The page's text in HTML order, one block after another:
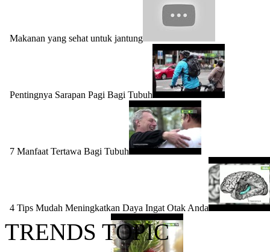
Makanan yang sehat untuk jantung
Pentingnya Sarapan Pagi Bagi Tubuh
7 Manfaat Tertawa Bagi Tubuh
4 Tips Mudah Meningkatkan Daya Ingat Otak Anda
TRENDS TOPIC